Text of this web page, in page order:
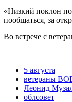
«Низкий поклон
пообщаться, за
Во встрече с
5 августа
ветераны
Леонид
облсовет